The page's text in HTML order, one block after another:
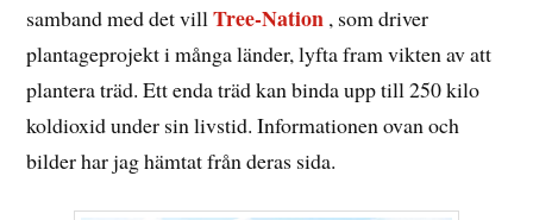
samband med det villTree-Nation , som driver
plantageprojekt i många länder, lyfta fram vikten av att
plantera träd. Ett enda träd kan binda upp till 250 kilo
koldioxid under sin livstid. Informationen ovan och
bilder har jag hämtat från deras sida.